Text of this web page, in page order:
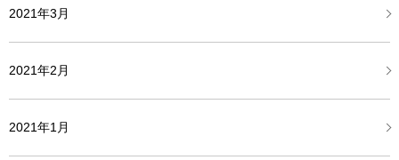
2021年3月
2021年2月
2021年1月